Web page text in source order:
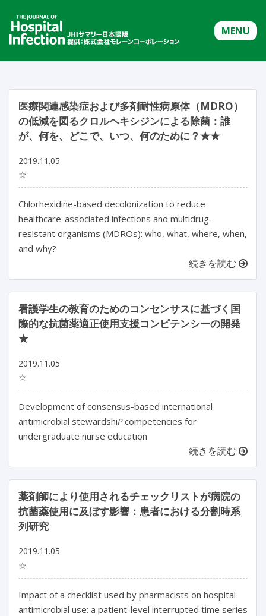
MENU
医療関連感染症および多剤耐性病原体（MDRO）
の低減を図るクロルヘキシジンによる除菌：誰
が、何を、どこで、いつ、何のために？★★
2019.11.05
☆
Chlorhexidine-based decolonization to reduce
healthcare-associated infections and multidrug-
resistant organisms (MDROs): who, what, where, when,
and why?
続きを読む
看護学生の教育のためのコンセンサスに基づく国
際的な抗菌薬適正使用支援コンピテンシーの開発
★
2019.11.05
☆
Development of consensus-based international
antimicrobial stewardshiPcompetencies for
undergraduate nurse education
続きを読む
薬剤師により使用されるチェックリストが病院の
抗菌薬使用に及ぼす影響：患者における分割時系
列研究
2019.11.05
☆
Impact of a checklist used by pharmacists on hospital
antimicrobial use: a patient-level interrupted time series